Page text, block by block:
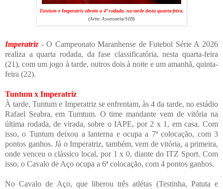
Tuntum e Imperatriz abrem a 4ª rodada, na tarde desta quarta-feira.
(Arte:Assessoria/SID)
Imperatriz - O Campeonato Maranhense de Futebol Série A 2026
realiza a quarta rodada, da fase classificatória, nesta quarta-feira
(21), com um jogo à tarde, outros dois à noite e um amanhã, quinta-
feira (22).
Tuntum x Imperatriz
À tarde, Tuntum e Imperatriz se enfrentam, às 4 da tarde, no estádio
Rafael Seabra, em Tumtum. O time mandante vem de vitória na
última rodada, de virada, sobre o IAPE, por 2 x 1, em casa. Com
isso, o Tuntum deixou a lanterna e ocupa a 7ª colocação, com 3
pontos ganhos. Já o Imperatriz, também, vem de vitória, a primeira,
onde venceu o clássico local, por 1 x 0, diante do ITZ Sport. Com
isso, o Cavalo de Aço ocupa a 6ª colocação, com 4 pontos ganhos.
No Cavalo de Aço, que liberou três atlétas (Testinha, Patuta e